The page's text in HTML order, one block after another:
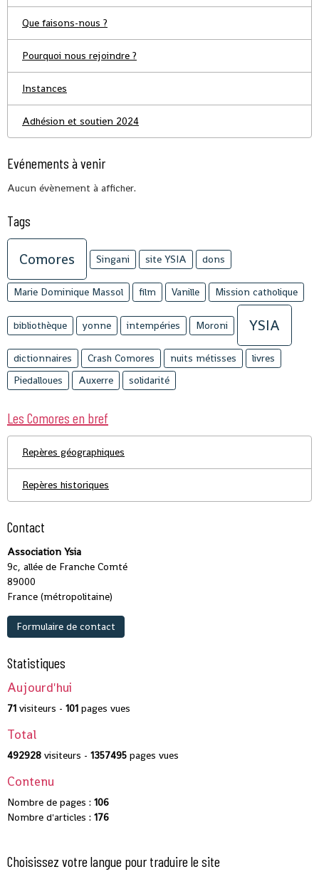
Que faisons-nous ?
Pourquoi nous rejoindre ?
Instances
Adhésion et soutien 2024
Evénements à venir
Aucun évènement à afficher.
Tags
Comores Singani site YSIA dons
Marie Dominique Massol film Vanille Mission catholique
bibliothèque yonne intempéries Moroni YSIA
dictionnaires Crash Comores nuits métisses
livres
Piedalloues
Auxerre solidarité
Les Comores en bref
Repères géographiques
Repères historiques
Contact
Association Ysia
9c, allée de Franche Comté
89000
France (métropolitaine)
Formulaire de contact
Statistiques
Aujourd'hui
71 visiteurs - 101 pages vues
Total
492928 visiteurs - 1357495 pages vues
Contenu
Nombre de pages : 106
Nombre d'articles : 176
Choisissez votre langue pour traduire le site